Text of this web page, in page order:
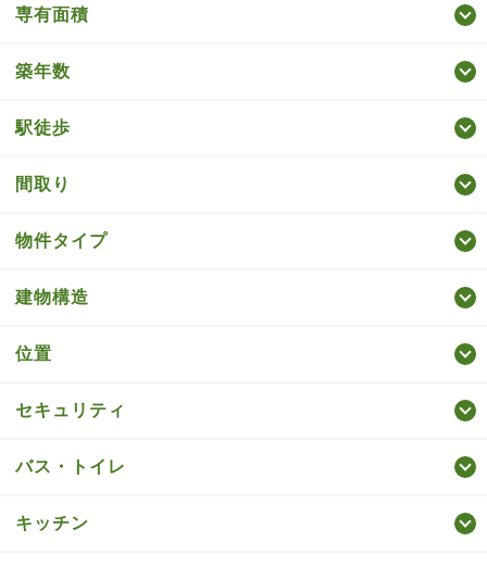
専有面積
築年数
駅徒歩
間取り
物件タイプ
建物構造
位置
セキュリティ
バス・トイレ
キッチン